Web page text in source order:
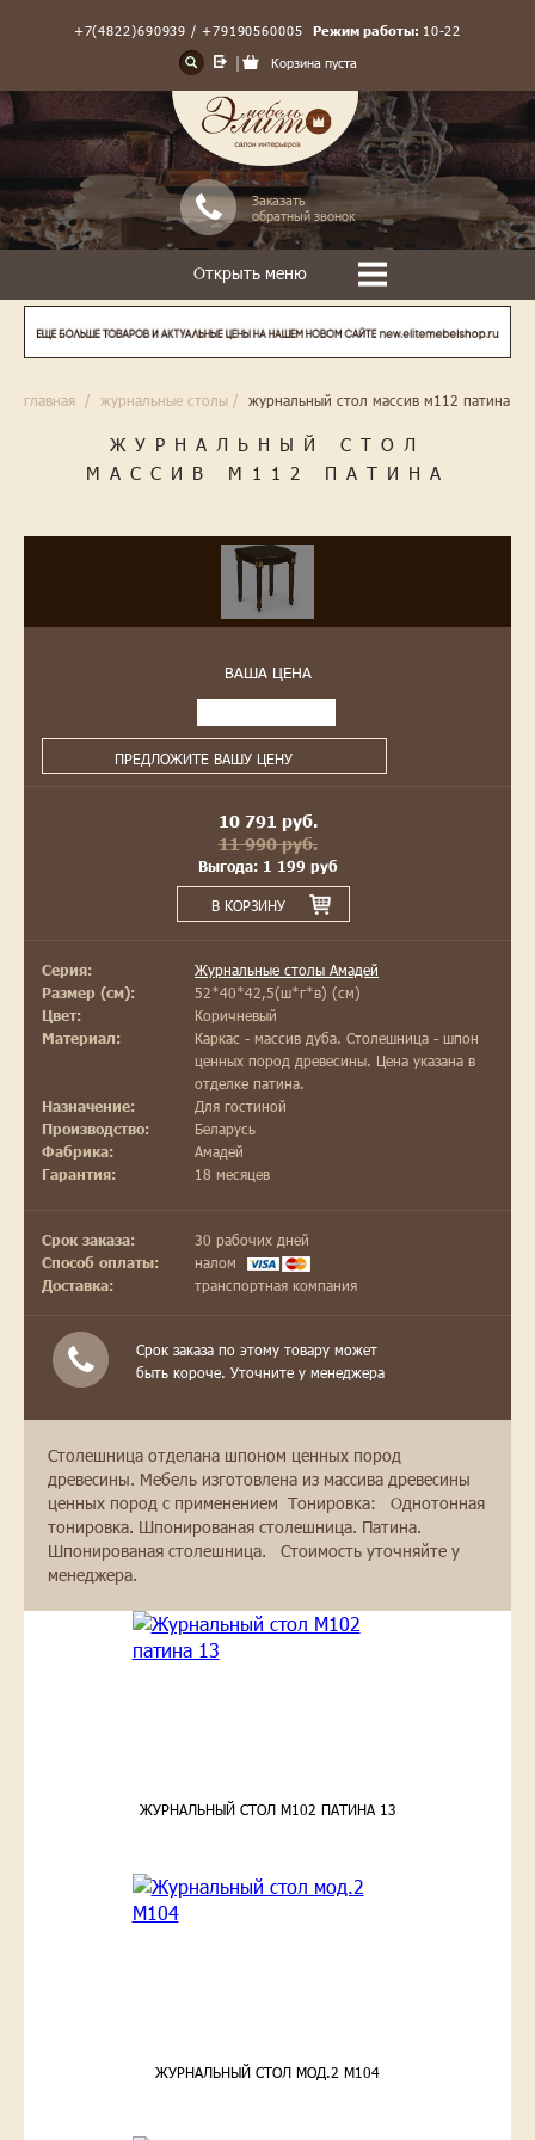
+7(4822)690939 / +79190560005 Режим работы: 10-22
Заказать
обратный звонок
Корзина пуста
Открыть меню
главная / журнальные столы / журнальный стол массив м112 патина
ЖУРНАЛЬНЫЙ СТОЛ
МАССИВ М112 ПАТИНА
ВАША ЦЕНА
ПРЕДЛОЖИТЕ ВАШУ ЦЕНУ
10 791 руб.
11 990 руб.
Выгода: 1 199 руб
В КОРЗИНУ
Серия: Журнальные столы Амадей
Размер (см): 52*40*42,5(ш*г*в) (см)
Цвет: Коричневый
Материал:
Каркас - массив дуба. Столешница - шпон
ценных пород древесины. Цена указана в
отделке патина.
Назначение: Для гостиной
Производство: Беларусь
Фабрика: Амадей
Гарантия: 18 месяцев
Срок заказа: 30 рабочих дней
Способ оплаты: налом
Доставка: транспортная компания
Срок заказа по этому товару может
быть короче. Уточните у менеджера
Столешница отделана шпоном ценных пород
древесины. Мебель изготовлена из массива древесины
ценных пород с применением Тонировка: Однотонная
тонировка. Шпонированая столешница. Патина.
Шпонированая столешница. Стоимость уточняйте у
менеджера.
ЖУРНАЛЬНЫЙ СТОЛ М102 ПАТИНА 13
ЖУРНАЛЬНЫЙ СТОЛ МОД.2 М104